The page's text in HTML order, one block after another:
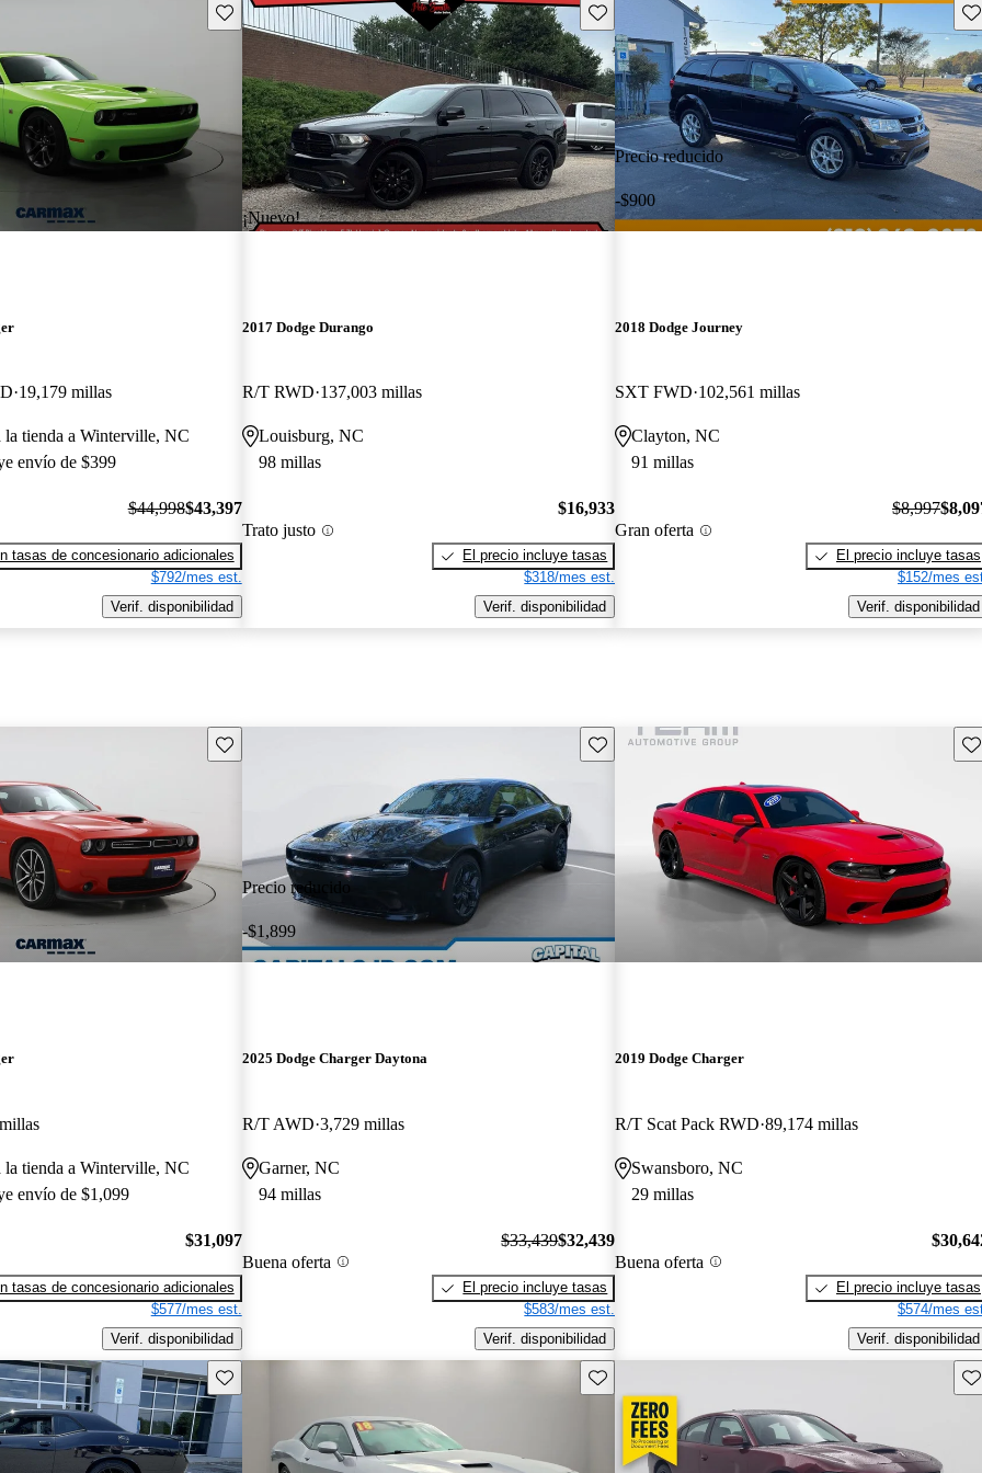
Guarda este Aviso
19,179 millas
la tienda a Winterville, NC
envío de $399
$44,998$43,397
tasas de concesionario adicionales
$792/mes est.
Verif. disponibilidad
¡Nuevo!
Guarda este Aviso
2017 Dodge Durango
R/T RWD 137,003 millas
Louisburg, NC
98 millas
Trato justo
$16,933
El precio incluye tasas
$318/mes est.
Verif. disponibilidad
Precio reducido
-$900
2018 Dodge Journey
SXT FWD 102,561 millas
Clayton, NC
91 millas
Gran oferta
$8,997
El precio incluye tasas
$152/mes
Verif. disponibilidad
Guarda este Aviso
la tienda a Winterville, NC
envío de $1,099
$31,097
tasas de concesionario adicionales
$577/mes est.
Verif. disponibilidad
Precio reducido
-$1,899
Guarda este Aviso
2025 Dodge Charger Daytona
R/T AWD 3,729 millas
Garner, NC
94 millas
Buena oferta
$33,439$32,439
El precio incluye tasas
$583/mes est.
Verif. disponibilidad
2019 Dodge Charger
R/T Scat Pack RWD 89,174 millas
Swansboro, NC
29 millas
Buena oferta
El precio incluye tasas
$574/mes
Verif. disponibilidad
Guarda este Aviso Guarda este Aviso